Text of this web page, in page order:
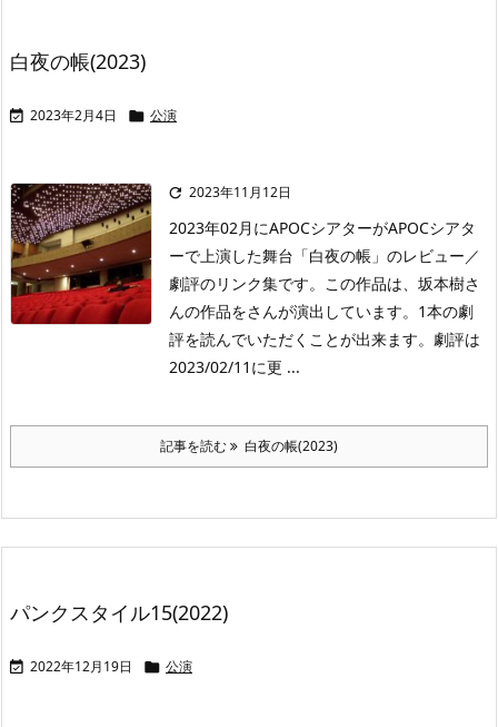
白夜の帳(2023)
 2023年2月4日  公演
 2023年11月12日
2023年02月にAPOCシアターがAPOCシアタ
ーで上演した舞台「白夜の帳」のレビュー／
劇評のリンク集です。この作品は、坂本樹さ
んの作品をさんが演出しています。1本の劇
評を読んでいただくことが出来ます。劇評は
2023/02/11に更 ...
記事を読む 白夜の帳(2023)
パンクスタイル15(2022)
 2022年12月19日  公演